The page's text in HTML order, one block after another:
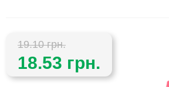
19.10 грн.
18.53 грн.